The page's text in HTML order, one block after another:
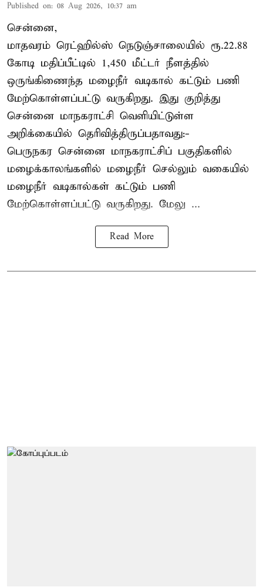
Published on: 08 Aug 2026, 10:37 am
சென்னை,
மாதவரம் ரெட்ஹில்ஸ் நெடுஞ்சாலையில் ரூ.22.88
கோடி மதிப்பீட்டில் 1,450 மீட்டர் நீளத்தில்
ஒருங்கிணைந்த மழைநீர் வடிகால் கட்டும் பணி
மேற்கொள்ளப்பட்டு வருகிறது. இது குறித்து
சென்னை மாநகராட்சி வெளியிட்டுள்ள
அறிக்கையில் தெரிவித்திருப்பதாவது:-
பெருநகர சென்னை மாநகராட்சிப் பகுதிகளில்
மழைக்காலங்களில் மழைநீர் செல்லும் வகையில்
மழைநீர் வடிகால்கள் கட்டும் பணி
மேற்கொள்ளப்பட்டு வருகிறது. மேலு ...
Read More